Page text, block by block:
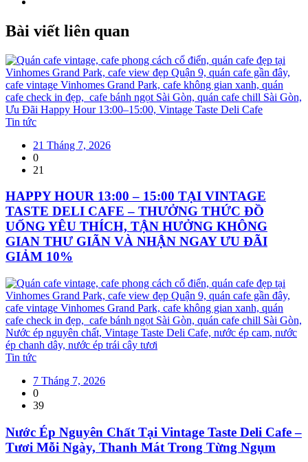
Bài viết liên quan
Tin tức
21 Tháng 7, 2026
0
21
HAPPY HOUR 13:00 – 15:00 TẠI VINTAGE
TASTE DELI CAFE – THƯỞNG THỨC ĐỒ
UỐNG YÊU THÍCH, TẬN HƯỞNG KHÔNG
GIAN THƯ GIÃN VÀ NHẬN NGAY ƯU ĐÃI
GIẢM 10%
Tin tức
7 Tháng 7, 2026
0
39
Nước Ép Nguyên Chất Tại Vintage Taste Deli Cafe –
Tươi Mỗi Ngày, Thanh Mát Trong Từng Ngụm